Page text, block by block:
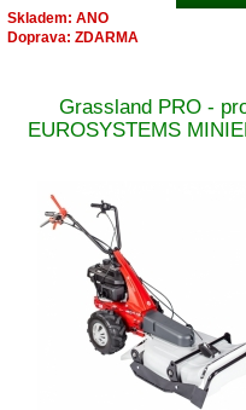
Skladem: ANO
Doprava: ZDARMA
Grassland PRO -
EUROSYSTEMS